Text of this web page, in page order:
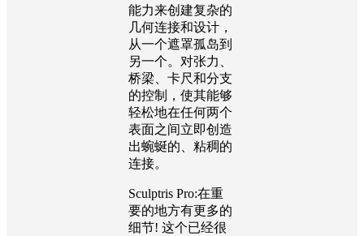
能力来创建复杂的
几何连接和设计，
从一个遮罩孤岛到
另一个。对张力、
桥梁、卡尺和分支
的控制，使其能够
轻松地在任何两个
表面之间立即创造
出蜿蜒的、粘稠的
连接。
Sculptris Pro:在重
要的地方有更多的
细节! 这个已经很